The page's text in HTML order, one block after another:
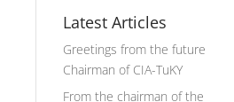
Latest Articles
Greetings from the future
Chairman of CIA-TuKY
From the chairman of the